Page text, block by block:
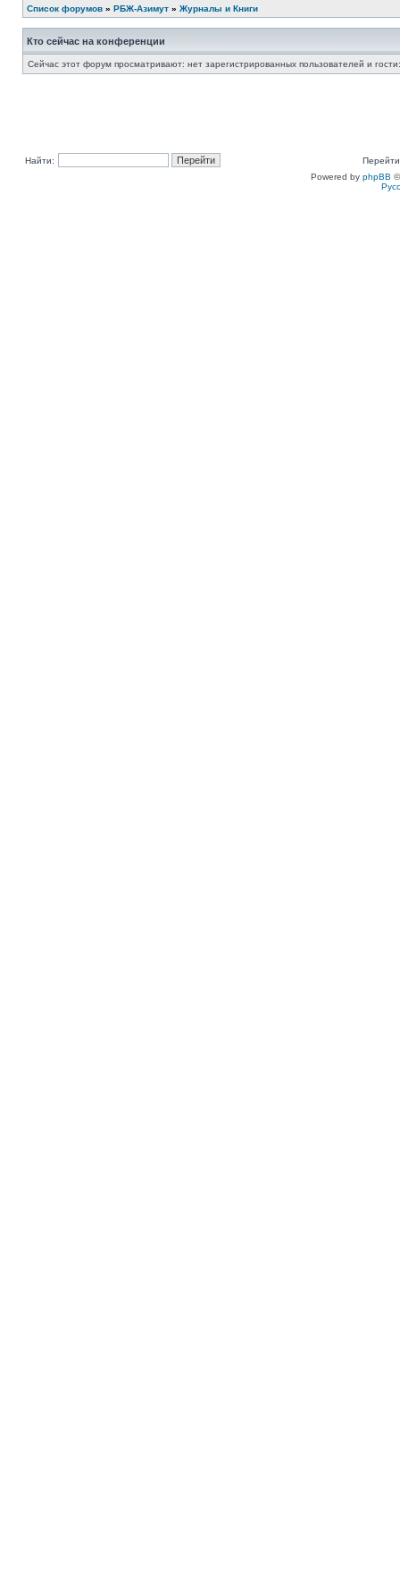
Список форумов » РБЖ-Азимут » Журналы и Книги
Кто сейчас на конференции
Сейчас этот форум просматривают: нет зарегистрированных пользователей и
Найти:
Powered by phpBB